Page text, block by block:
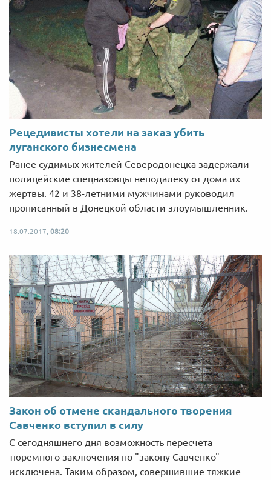
Рецедивисты хотели на заказ убить
луганского бизнесмена
Ранее судимых жителей Северодонецка задержали
полицейские спецназовцы неподалеку от дома их
жертвы. 42 и 38-летними мужчинами руководил
прописанный в Донецкой области злоумышленник.
18.07.2017, 08:20
Закон об отмене скандального творения
Савченко вступил в силу
С сегодняшнего дня возможность пересчета
тюремного заключения по "закону Савченко"
исключена. Таким образом, совершившие тяжкие